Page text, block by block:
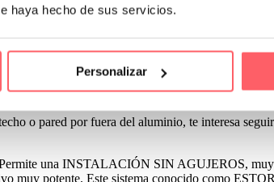
haya hecho de sus servicios.
Personalizar
como un móvil. O bien una conexión por
o pared por fuera del aluminio, te interesa
una INSTALACIÓN SIN AGUJEROS,
muy potente. Este sistema conocido como